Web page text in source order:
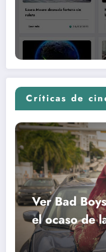
Críticas de
Ver Bad
el ocaso de